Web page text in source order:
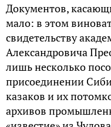
Документов,
мало: в этом
свидетельству
Александровича
лишь несколько
присоединении
казаков и их
архивов